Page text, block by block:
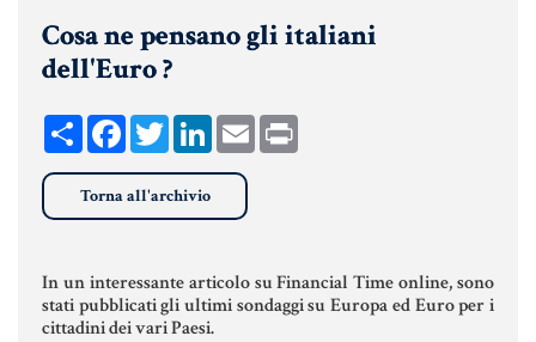
UNIONI CIVILI & CONVIVENZE
EREDITÀ & TESTAMENTO
TESTAMENTO DI VITA
Donazioni, Trust, Tutela del
Cosa ne pensano gli italiani
dell'Euro ?
ShareFacebookTwitterLinkedInEmail
Torna all'archivio
In un interessante articolo su Financial Time online, sono
stati pubblicati gli ultimi sondaggi su Europa ed Euro per i
cittadini dei vari Paesi.